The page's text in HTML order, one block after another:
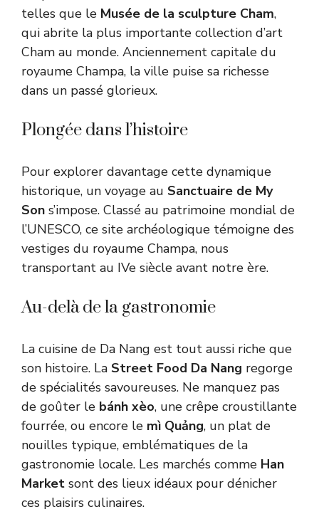
telles que le Musée de la sculpture Cham,
qui abrite la plus importante collection d’art
Cham au monde. Anciennement capitale du
royaume Champa, la ville puise sa richesse
dans un passé glorieux.
Plongée dans l’histoire
Pour explorer davantage cette dynamique
historique, un voyage au Sanctuaire de My
Son s’impose. Classé au patrimoine mondial de
l’UNESCO, ce site archéologique témoigne des
vestiges du royaume Champa, nous
transportant au IVe siècle avant notre ère.
Au-delà de la gastronomie
La cuisine de Da Nang est tout aussi riche que
son histoire. La Street Food Da Nang regorge
de spécialités savoureuses. Ne manquez pas
de goûter le bánh xèo, une crêpe croustillante
fourrée, ou encore le mì Quảng, un plat de
nouilles typique, emblématiques de la
gastronomie locale. Les marchés comme Han
Market sont des lieux idéaux pour dénicher
ces plaisirs culinaires.